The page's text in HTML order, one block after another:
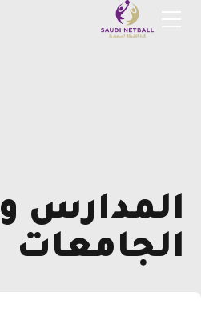
المدارس و
الجامعات